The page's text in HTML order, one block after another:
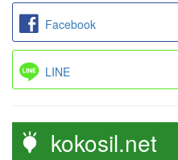
Facebook
LINE
kokosil.net